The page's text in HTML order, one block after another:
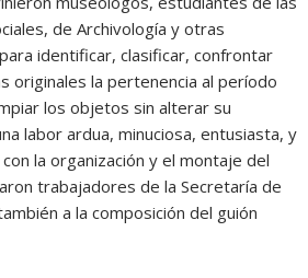
de Archivología y otras
identificar, clasificar, confrontar
originales la pertenencia al período
los objetos sin alterar su
labor ardua, minuciosa, entusiasta, y
la organización y el montaje del
trabajadores de la Secretaría de
a la composición del guión